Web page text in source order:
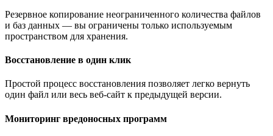
Резервное копирование неограниченного количества файлов
и баз данных — вы ограничены только используемым
пространством для хранения.
Восстановление в один клик
Простой процесс восстановления позволяет легко вернуть
один файл или весь веб-сайт к предыдущей версии.
Мониторинг вредоносных программ